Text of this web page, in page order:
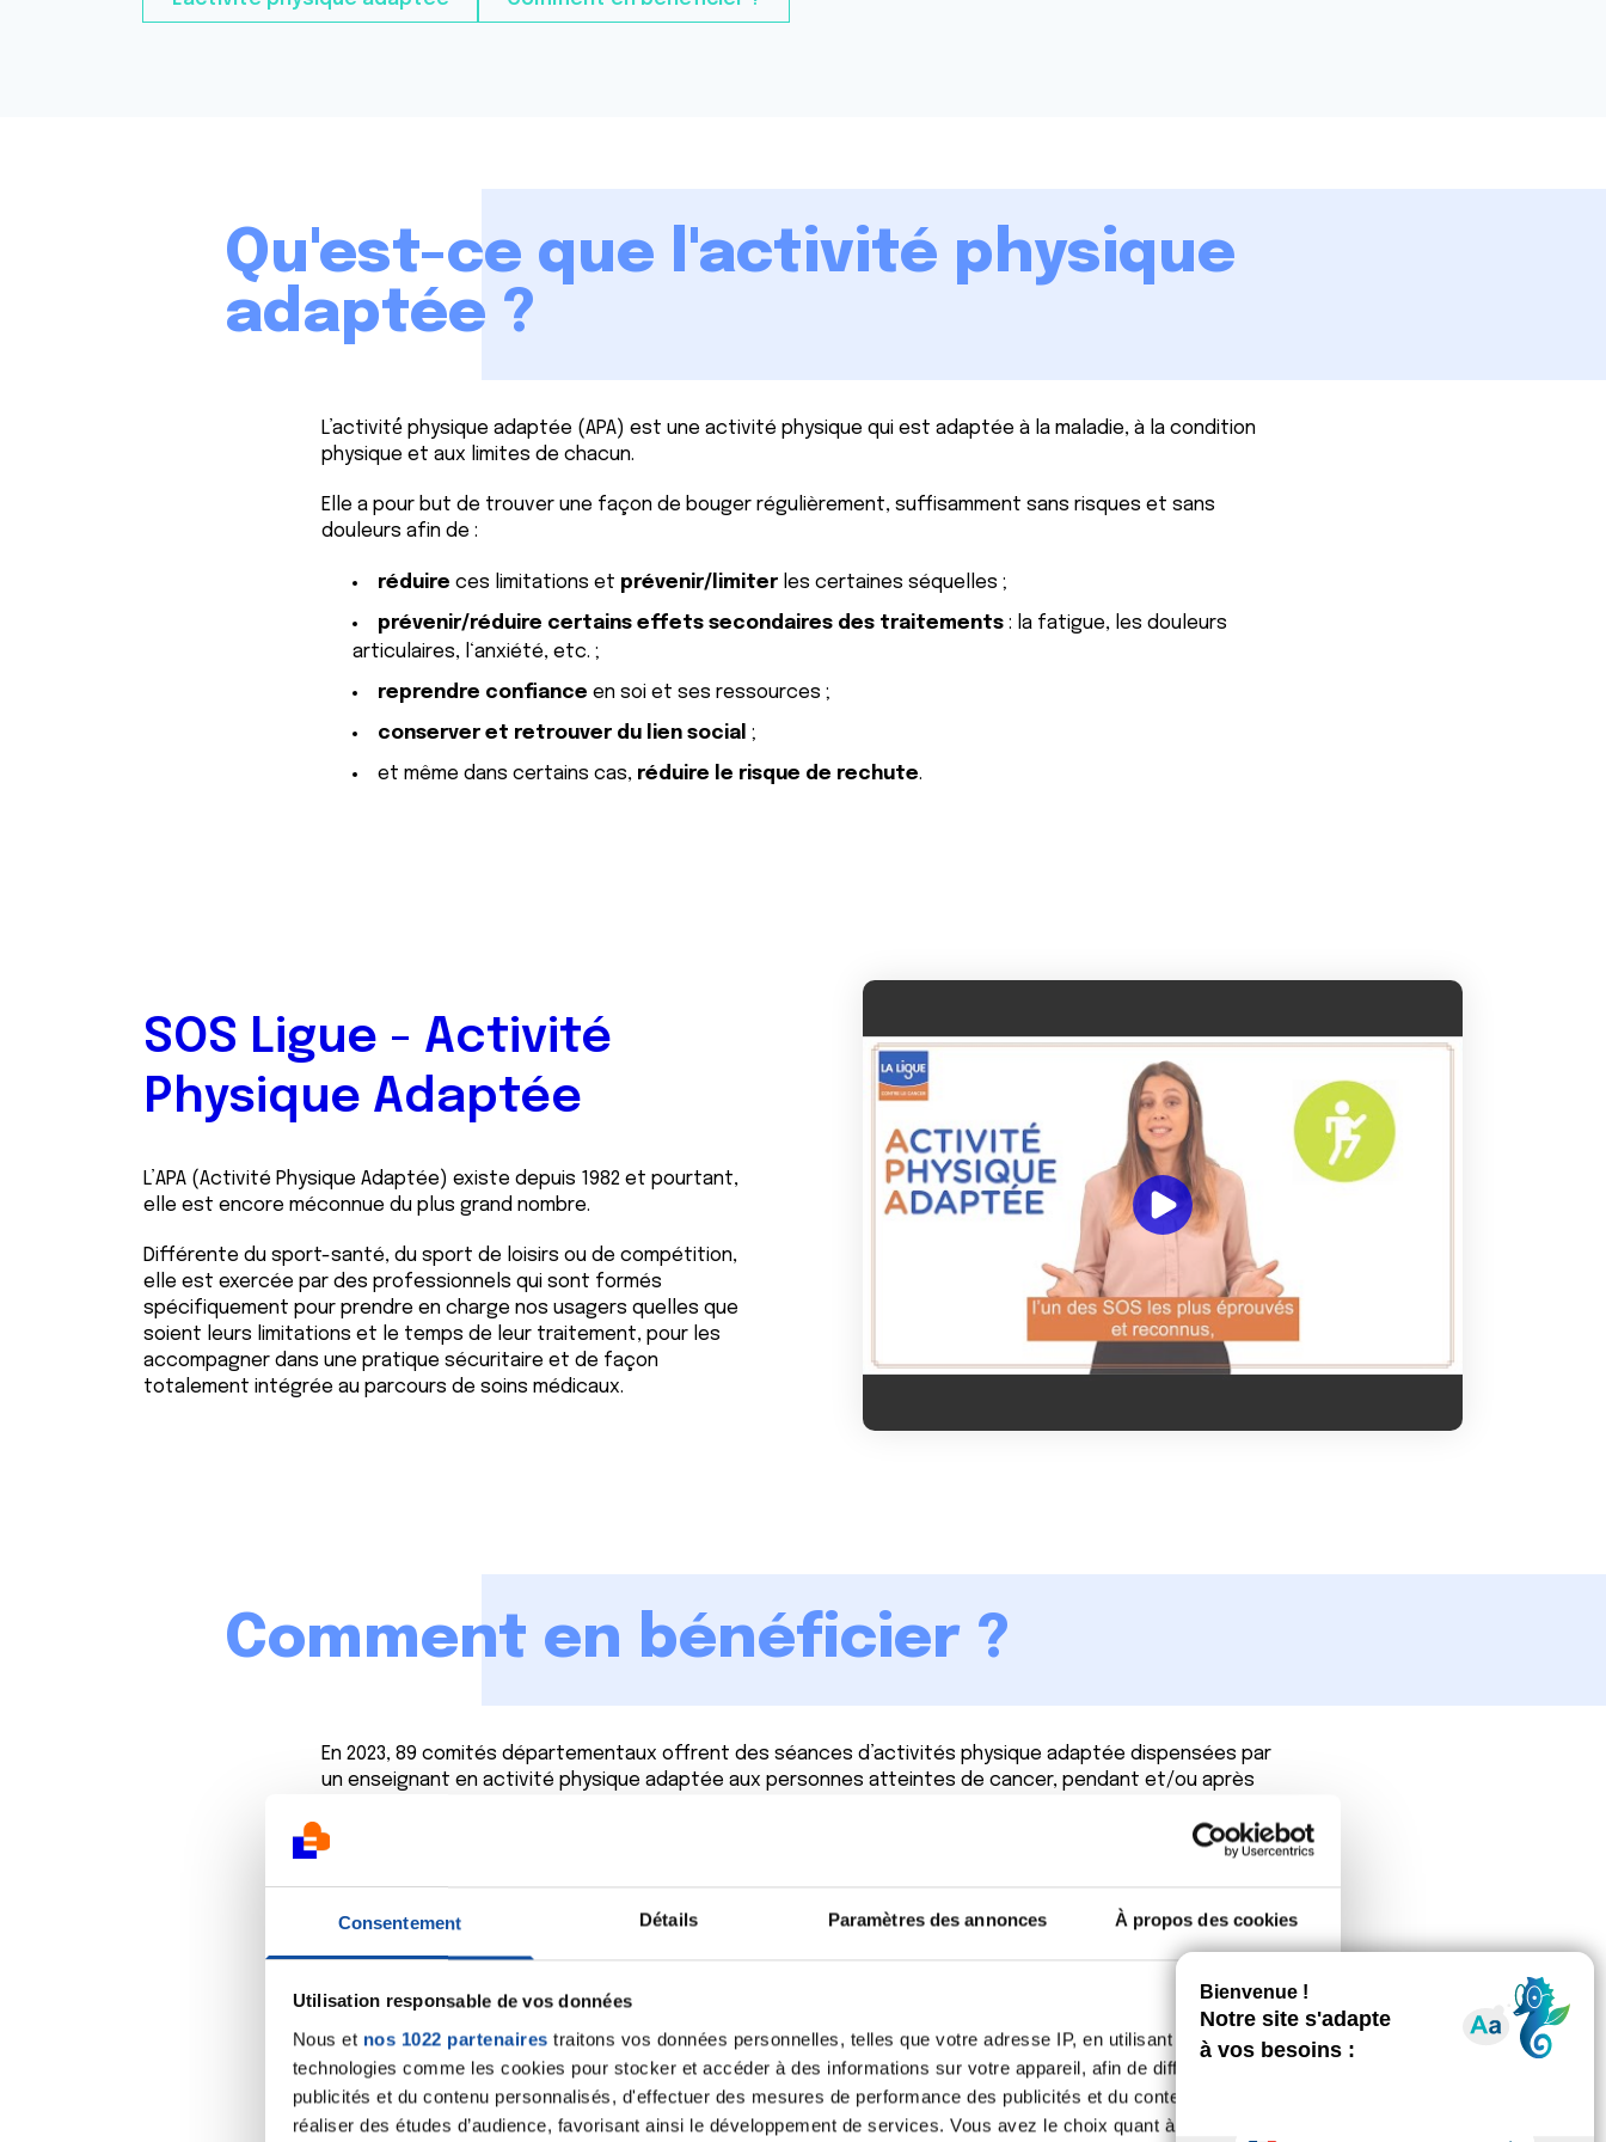
Consentement Détails Paramètres des annonces À propos des cookies
Utilisation responsable de vos données
Nous et nos 1022 partenaires traitons vos données personnelles, telles que votre adresse IP, en utilisant des
technologies comme les cookies pour stocker et accéder à des informations sur votre appareil, afin de diffuser des
publicités et du contenu personnalisés, d'effectuer des mesures de performance des publicités et du contenu, ainsi que de
réaliser des études d’audience, favorisant ainsi le développement de services. Vous avez le choix quant à l'utilisation de
Qu'est-ce que l'activité physique
adaptée ?
L’activité́ physique adaptée (APA) est une activité physique qui est adaptée à la maladie, à la condition
physique et aux limites de chacun.
Elle a pour but de trouver une façon de bouger régulièrement, suffisamment sans risques et sans
douleurs afin de :
réduire ces limitations et prévenir/limiterles certaines séquelles ;
prévenir/réduire certains effets secondaires des traitements: la fatigue, les douleurs
articulaires, l‘anxiété, etc. ;
reprendre confiance en soi et ses ressources ;
conserver et retrouver du lien social ;
et même dans certains cas, réduire le risque de rechute.
SOS Ligue - Activité
Physique Adaptée
L’APA (Activité Physique Adaptée) existe depuis 1982 et pourtant,
elle est encore méconnue du plus grand nombre.
Différente du sport-santé, du sport de loisirs ou de compétition,
elle est exercée par des professionnels qui sont formés
spécifiquement pour prendre en charge nos usagers quelles que
soient leurs limitations et le temps de leur traitement, pour les
accompagner dans une pratique sécuritaire et de façon
totalement intégrée au parcours de soins médicaux.
Comment en bénéficier ?
En 2023, 89 comités départementaux offrent des séances d’activités physique adaptée dispensées par
un enseignant en activité physique adaptée aux personnes atteintes de cancer, pendant et/ou après
hexagonale et d’Outre-Mer et animés par des professionnels spécifiquement formés.
Retrouvez la liste de ces lieux sur notre carte dédiée.
Savez-vous que votre médecin peut vous prescrire une activité physique adaptée ?
, dans le cadre du parcours de soins global après
les traitements.